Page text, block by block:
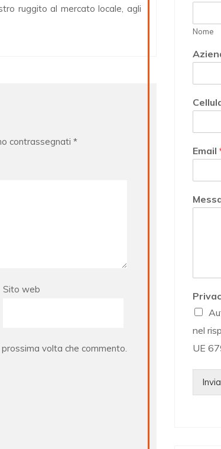
ruggito al mercato locale, agli
contrassegnati *
Sito web
volta che commento.
Nome
Email
nel
UE
Invia